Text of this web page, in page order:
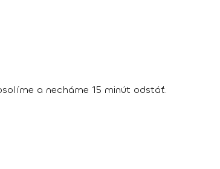
a necháme 15 minút odstáť.